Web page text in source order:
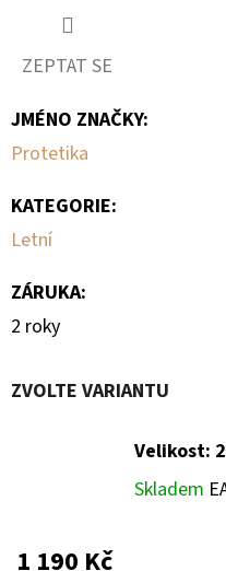
ZEPTAT SE
JMÉNO ZNAČKY:
Protetika
KATEGORIE:
Letní
ZÁRUKA:
2 roky
ZVOLTE VARIANTU
Velikost:
Skladem
1 190 Kč